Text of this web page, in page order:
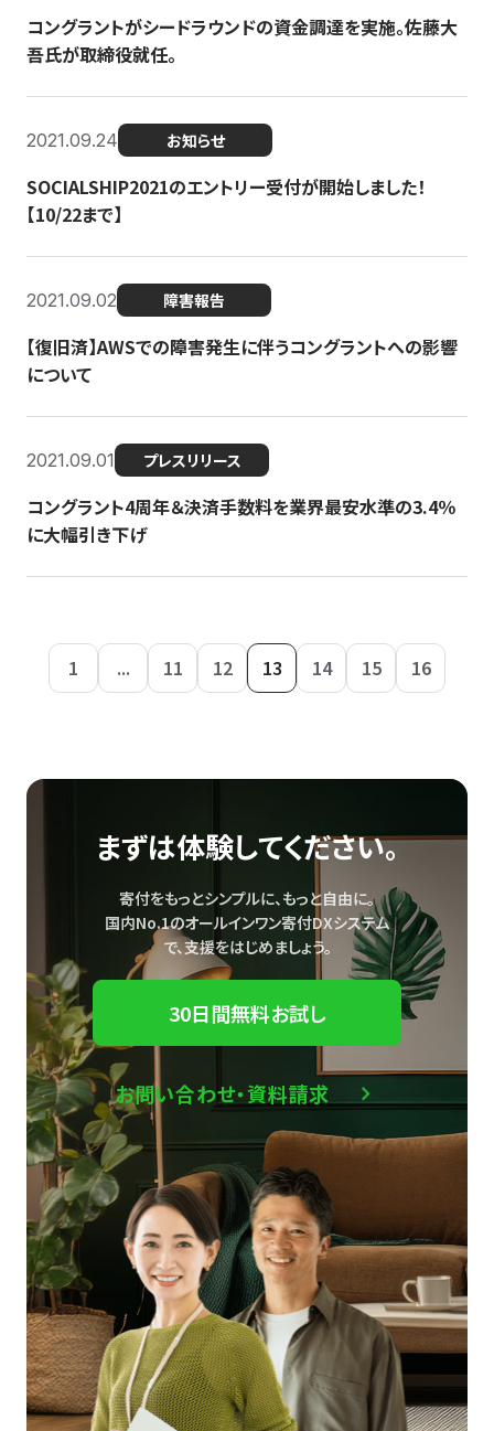
コングラントがシードラウンドの資金調達を実施。佐藤大
吾氏が取締役就任。
2021.09.24 お知らせ
SOCIALSHIP2021のエントリー受付が開始しました！
【10/22まで】
2021.09.02 障害報告
【復旧済】AWSでの障害発生に伴うコングラントへの影響
について
2021.09.01 プレスリリース
コングラント4周年＆決済手数料を業界最安水準の3.4％
に大幅引き下げ
1 ... 11 12 13 14 15 16
まずは体験してください。
寄付をもっとシンプルに、もっと自由に。
国内No.1のオールインワン寄付DXシステム
で、支援をはじめましょう。
30日間無料お試し
お問い合わせ・資料請求